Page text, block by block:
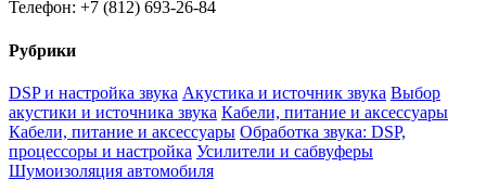
Телефон: +7 (812) 693-26-84
Рубрики
DSP и настройка звука Акустика и источник звука Выбор
акустики и источника звука Кабели, питание и аксессуары
Кабели, питание и аксессуары Обработка звука: DSP,
процессоры и настройка Усилители и сабвуферы
Шумоизоляция автомобиля